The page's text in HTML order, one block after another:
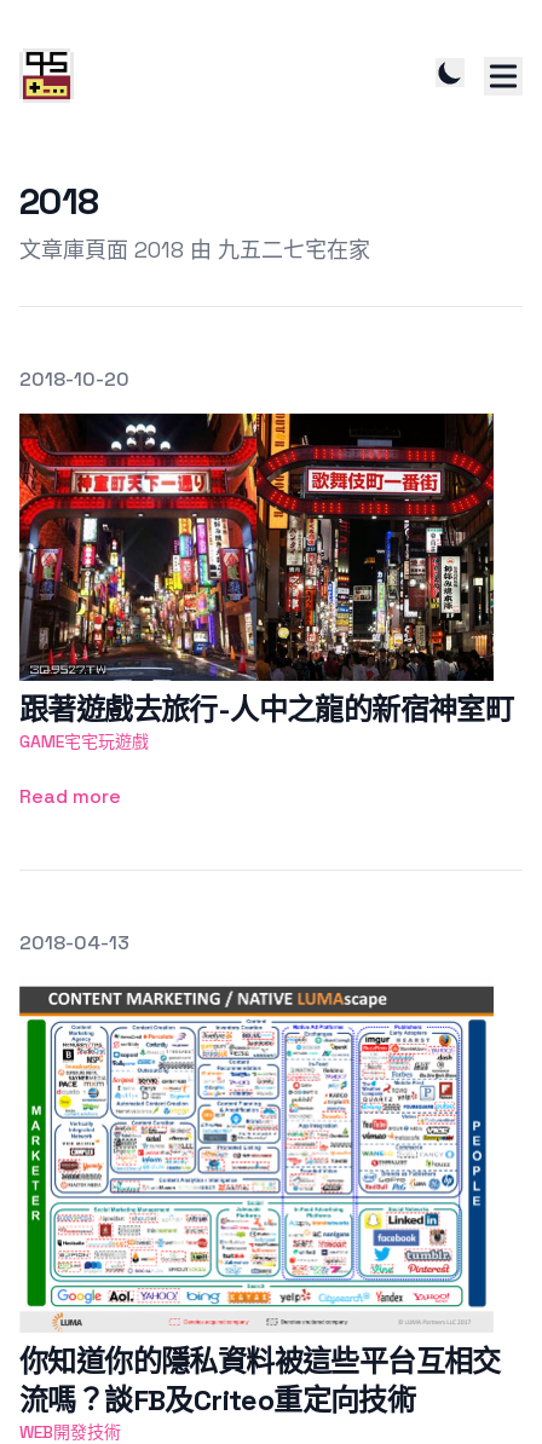
2018
文章庫頁面 2018 由 九五二七宅在家
發文於
2018-10-20
跟著遊戲去旅行-人中之龍的新宿神室町
GAME宅宅玩遊戲
Read more
發文於
2018-04-13
你知道你的隱私資料被這些平台互相交
流嗎？談FB及Criteo重定向技術
WEB開發技術